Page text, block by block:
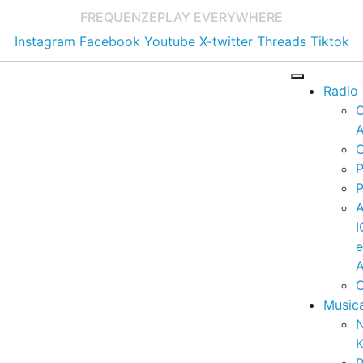
FREQUENZEPLAY EVERYWHERE
Instagram Facebook Youtube X-twitter Threads Tiktok
Radio
e